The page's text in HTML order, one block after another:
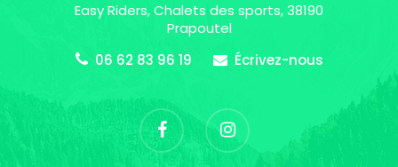
Easy Riders, Chalets des sports, 38190
Prapoutel
06 62 83 96 19
Écrivez-nous